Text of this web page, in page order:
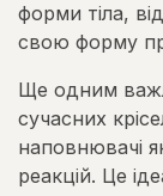
форми тіла,
свою форму
Ще одним
сучасних
наповнювачі
реакцій. Це